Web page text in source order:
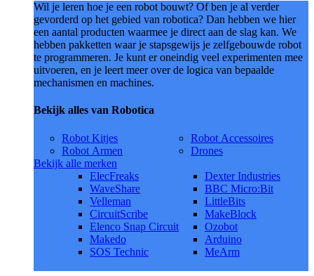
Wil je leren hoe je een robot bouwt? Of ben je al verder
gevorderd op het gebied van robotica? Dan hebben we hier
een aantal producten waarmee je direct aan de slag kan. We
hebben pakketten waar je stapsgewijs je zelfgebouwde robot
te programmeren. Je kunt er oneindig veel experimenten mee
uitvoeren, en je leert meer over de logica van bepaalde
mechanismen en machines.
Bekijk alles van Robotica
Robot Kitjes
Robot Armen
Robot Accessoires
Drones
Bekijk alle merken
ElecFreaks
WaveShare
Velleman
CircuitScribe
Elenco Snap Circuit
Makedo
SOS Technic
Dexter Industries
BBC Micro:Bit
LittleBits
MakeBlock
Ozobot
Arduino
MeArm